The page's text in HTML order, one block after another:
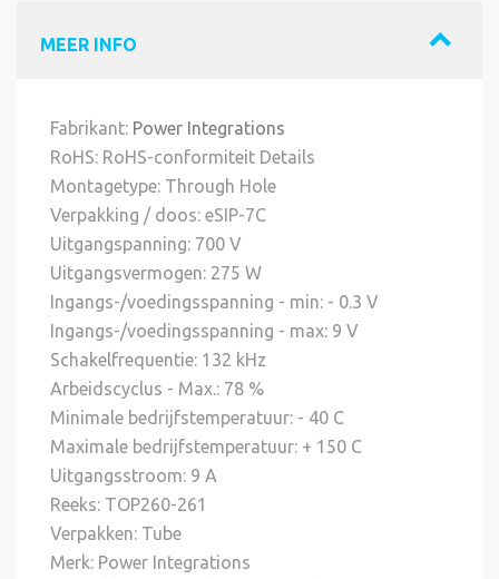
MEER INFO
Fabrikant: Power Integrations
RoHS: RoHS-conformiteit Details
Montagetype: Through Hole
Verpakking / doos: eSIP-7C
Uitgangspanning: 700 V
Uitgangsvermogen: 275 W
Ingangs-/voedingsspanning - min: - 0.3 V
Ingangs-/voedingsspanning - max: 9 V
Schakelfrequentie: 132 kHz
Arbeidscyclus - Max.: 78 %
Minimale bedrijfstemperatuur: - 40 C
Maximale bedrijfstemperatuur: + 150 C
Uitgangsstroom: 9 A
Reeks: TOP260-261
Verpakken: Tube
Merk: Power Integrations